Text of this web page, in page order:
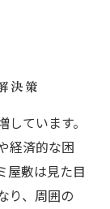
決策
ています。
経済的な困
屋敷は見た目
り、周囲の